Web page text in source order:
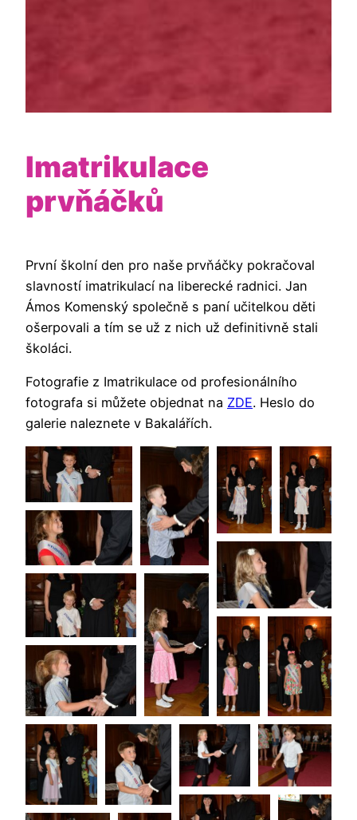
Imatrikulace
prvňáčků
První školní den pro naše prvňáčky pokračoval
slavností imatrikulací na liberecké radnici. Jan
Ámos Komenský společně s paní učitelkou děti
ošerpovali a tím se už z nich už definitivně stali
školáci.
Fotografie z Imatrikulace od profesionálního
fotografa si můžete objednat na ZDE. Heslo do
galerie naleznete v Bakalářích.